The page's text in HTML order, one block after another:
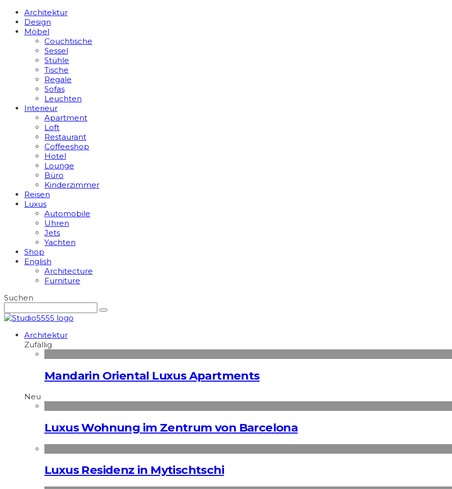
Architektur
Design
Möbel
Couchtische
Sessel
Stühle
Tische
Regale
Sofas
Leuchten
Interieur
Apart­ment
Loft
Restaurant
Coffeeshop
Hotel
Lounge
Büro
Kinderzimmer
Reisen
Luxus
Automobile
Uhren
Jets
Yachten
Shop
English
Architecture
Furniture
Suchen
Architektur
Zufällig
Mandarin Oriental Luxus Apartments
Neu
Luxus Wohnung im Zentrum von Barcelona
Luxus Residenz in Mytischtschi